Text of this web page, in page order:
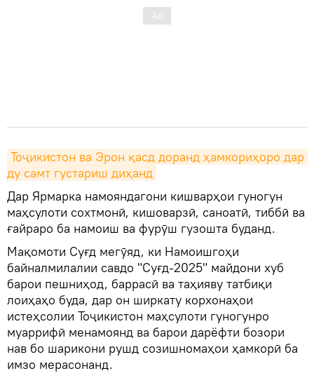
Тоҷикистон ва Эрон қасд доранд ҳамкориҳоро дар
ду самт густариш диҳанд
Дар Ярмарка намояндагони кишварҳои гуногун
маҳсулоти сохтмонӣ, кишоварзӣ, саноатӣ, тиббӣ ва
ғайраро ба намоиш ва фурӯш гузошта буданд.
Мақомоти Суғд мегӯяд, ки Намоишгоҳи
байналмилалии савдо "Суғд-2025" майдони хуб
барои пешниҳод, баррасӣ ва таҳияву татбиқи
лоиҳаҳо буда, дар он ширкату корхонаҳои
истеҳсолии Тоҷикистон маҳсулоти гуногунро
муаррифӣ менамоянд ва барои дарёфти бозори
нав бо шарикони рушд созишномаҳои ҳамкорӣ ба
имзо мерасонанд.